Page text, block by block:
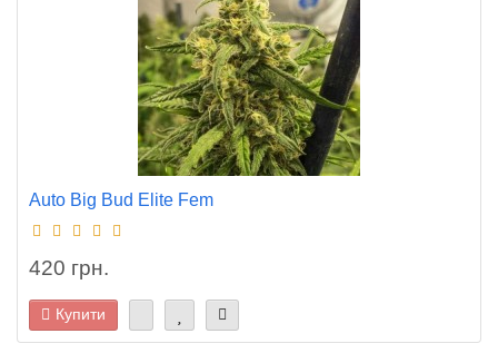
Auto Big Bud Elite Fem
420 грн.
Купити